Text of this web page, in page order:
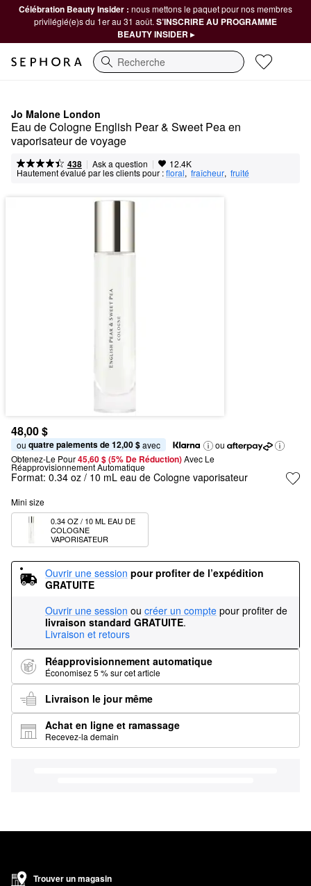
Célébration Beauty Insider : nous mettons le paquet pour nos membres
privilégié(e)s du 1er au 31 août. S’INSCRIRE AU PROGRAMME
BEAUTY INSIDER ▸
Recherche
Jo Malone London
Eau de Cologne English Pear & Sweet Pea en
vaporisateur de voyage
438 | Ask a question | 12.4K
Hautement évalué par les clients pour :floral, fraîcheur, fruité
48,00 $
ou quatre paiements de 12,00 $ avec
ou
Obtenez-Le Pour45,60 $ (5% De Réduction) Avec Le
Réapprovisionnement Automatique
Format: 0.34 oz / 10 mL eau de Cologne vaporisateur
Mini size
0.34 OZ / 10 ML EAU DE
COLOGNE
VAPORISATEUR
Ouvrir une session pour profiter de l’expédition
GRATUITE
Ouvrir une session ou créer un compte pour profiter de
livraison standard GRATUITE.
Livraison et retours
Réapprovisionnement automatique
Économisez 5 % sur cet article
Livraison le jour même
Achat en ligne et ramassage
Recevez-la demain
Trouver un magasin